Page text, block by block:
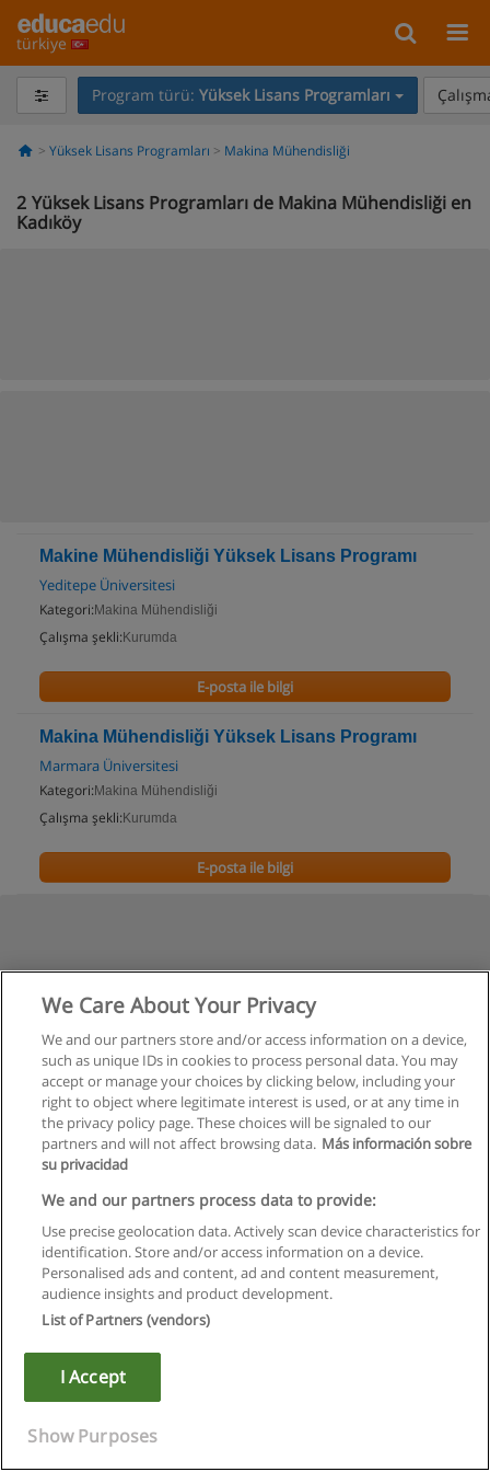
türkiye
Program türü: Yüksek Lisans Programları
Yüksek Lisans Programları Makina Mühendisliği
2 Yüksek Lisans Programları de Makina Mühendisliği en
Kadıköy
Makine Mühendisliği Yüksek Lisans Programı
Yeditepe Üniversitesi
Kategori: Makina Mühendisliği
Çalışma şekli: Kurumda
E-posta ile bilgi
Makina Mühendisliği Yüksek Lisans Programı
Marmara Üniversitesi
Kategori: Makina Mühendisliği
Çalışma şekli: Kurumda
E-posta ile bilgi
Kullanım koşulları
Gizlilik politikası
Copyright © Educaedu Business S.L. - CIF : B-95610580: -
We Care About Your Privacy
We and our partners store and/or access information on a device,
such as unique IDs in cookies to process personal data. You may
accept or manage your choices by clicking below, including your
right to object where legitimate interest is used, or at any time in
the privacy policy page. These choices will be signaled to our
partners and will not affect browsing data. Más información sobre
su privacidad
We and our partners process data to provide:
Use precise geolocation data. Actively scan device characteristics for
identification. Store and/or access information on a device.
Personalised ads and content, ad and content measurement,
audience insights and product development.
List of Partners (vendors)
I Accept
Show Purposes